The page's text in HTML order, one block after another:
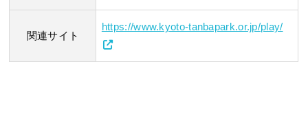
関連サイト
https://www.kyoto-tanbapark.or.jp/play/